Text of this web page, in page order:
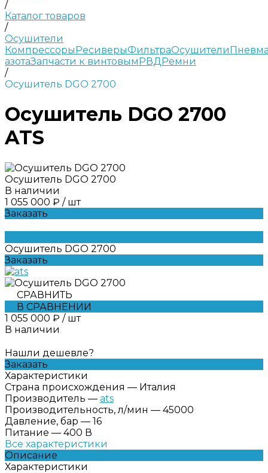
/
Каталог товаров
/
Осушители
КомпрессорыРесиверыФильтраОсушители
азотаЗапчасти к винтовымРВДРемни
/
Осушитель DGO 2700
Осушитель DGO 2700
ATS
Осушитель DGO 2700
В наличии
1 055 000 ₽ / шт
Заказать
Осушитель DGO 2700
Заказать
СРАВНИТЬ
В СРАВНЕНИИ
1 055 000 ₽ / шт
В наличии
Нашли дешевле?
Заказать
Характеристики
Страна происхождения — Италия
Производитель — ats
Производительность, л/мин — 45000
Давление, бар — 16
Питание — 400 В
Все характеристики
Описание
Характеристики